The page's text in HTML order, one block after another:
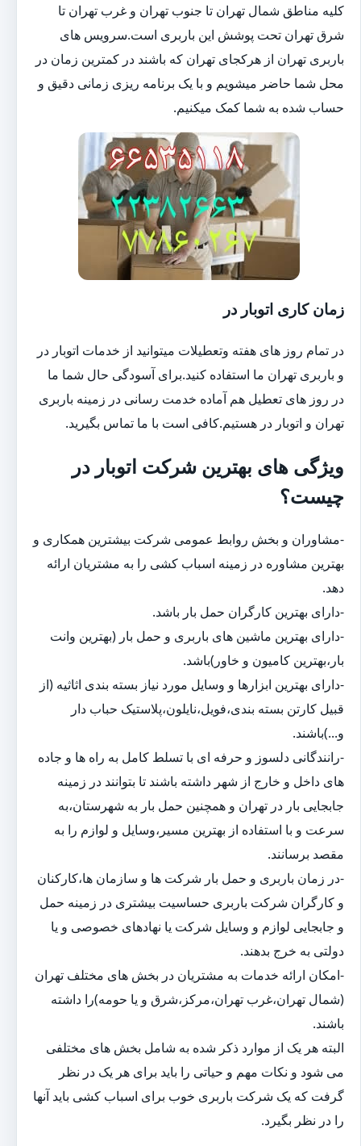
کلیه مناطق شمال تهران تا جنوب تهران و غرب تهران تا
شرق تهران تحت پوشش این باربری است.سرویس های
باربری تهران از هرکجای تهران که باشند در کمترین زمان در
محل شما حاضر میشویم و با یک برنامه ریزی زمانی دقیق و
حساب شده به شما کمک میکنیم.
زمان کاری اتوبار در
در تمام روز های هفته وتعطیلات میتوانید از خدمات اتوبار در
و باربری تهران ما استفاده کنید.برای آسودگی حال شما ما
در روز های تعطیل هم آماده خدمت رسانی در زمینه باربری
تهران و اتوبار در هستیم.کافی است با ما تماس بگیرید.
ویژگی های بهترین شرکت اتوبار در
چیست؟
-مشاوران و بخش روابط عمومی شرکت بیشترین همکاری و
بهترین مشاوره در زمینه اسباب کشی را به مشتریان ارائه
دهد.
-دارای بهترین کارگران حمل بار باشد.
-دارای بهترین ماشین های باربری و حمل بار (بهترین وانت
بار،بهترین کامیون و خاور)باشد.
-دارای بهترین ابزارها و وسایل مورد نیاز بسته بندی اثاثیه (از
قبیل کارتن بسته بندی،فویل،نایلون،پلاستیک حباب دار
و...)باشند.
-رانندگانی دلسوز و حرفه ای با تسلط کامل به راه ها و جاده
های داخل و خارج از شهر داشته باشند تا بتوانند در زمینه
جابجایی بار در تهران و همچنین حمل بار به شهرستان،به
سرعت و با استفاده از بهترین مسیر،وسایل و لوازم را به
مقصد برسانند.
-در زمان باربری و حمل بار شرکت ها و سازمان ها،کارکنان
و کارگران شرکت باربری حساسیت بیشتری در زمینه حمل
و جابجایی لوازم و وسایل شرکت یا نهادهای خصوصی و یا
دولتی به خرج بدهند.
-امکان ارائه خدمات به مشتریان در بخش های مختلف تهران
(شمال تهران،غرب تهران،مرکز،شرق و یا حومه)را داشته
باشند.
البته هر یک از موارد ذکر شده به شامل بخش های مختلفی
می شود و نکات مهم و حیاتی را باید برای هر یک در نظر
گرفت که یک شرکت باربری خوب برای اسباب کشی باید آنها
را در نظر بگیرد.